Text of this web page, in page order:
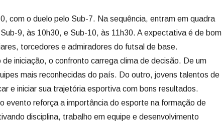
com o duelo pelo Sub-7. Na sequência, entram em quadra
9, às 10h30, e Sub-10, às 11h30. A expectativa é de bom
torcedores e admiradores do futsal de base.
iniciação, o confronto carrega clima de decisão. De um
mais reconhecidas do país. Do outro, jovens talentos de
e iniciar sua trajetória esportiva com bons resultados.
evento reforça a importância do esporte na formação de
disciplina, trabalho em equipe e desenvolvimento